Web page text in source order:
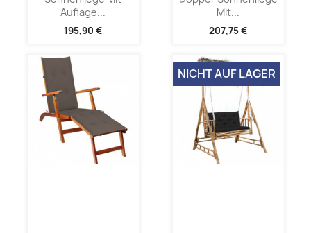
Auflage...
195,90 €
Mit...
207,75 €
NICHT AUF LAGER